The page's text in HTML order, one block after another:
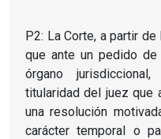
P2: La Corte, a partir
que ante un pedido
órgano
titularidad del juez que
una resolución
carácter temporal o